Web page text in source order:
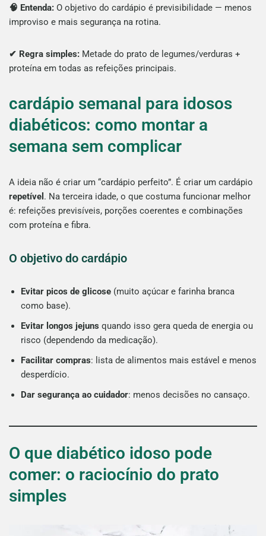
🧠 Entenda: O objetivo do cardápio é previsibilidade — menos
improviso e mais segurança na rotina.
✔ Regra simples: Metade do prato de legumes/verduras +
proteína em todas as refeições principais.
cardápio semanal para idosos
diabéticos: como montar a
semana sem complicar
A ideia não é criar um “cardápio perfeito”. É criar um cardápio
repetível . Na terceira idade, o que costuma funcionar melhor
é: refeições previsíveis, porções coerentes e combinações
com proteína e fibra.
O objetivo do cardápio
Evitar picos de glicose (muito açúcar e farinha branca
como base).
Evitar longos jejuns quando isso gera queda de energia ou
risco (dependendo da medicação).
Facilitar compras: lista de alimentos mais estável e menos
desperdício.
Dar segurança ao cuidador: menos decisões no cansaço.
O que diabético idoso pode
comer: o raciocínio do prato
simples